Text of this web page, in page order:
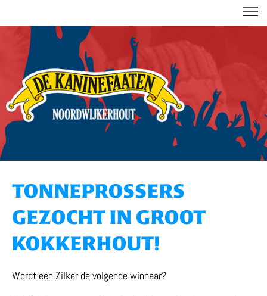
TONNEPROSSERS
GEZOCHT IN GROOT
KOKKERHOUT!
Wordt een Zilker de volgende winnaar?